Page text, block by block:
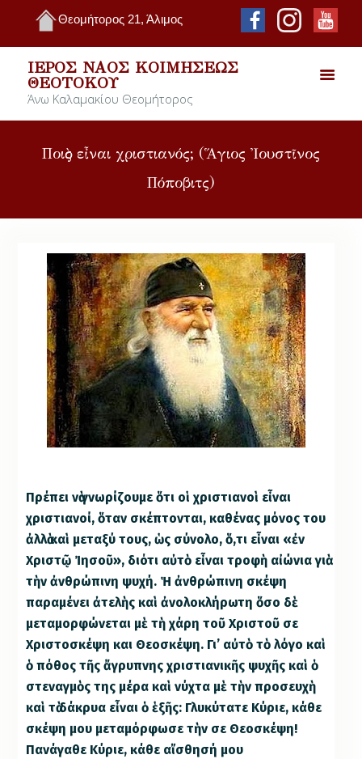
Θεομήτορος 21, Άλιμος
ΙΕΡΌΣ ΝΑΌΣ ΚΟΙΜΉΣΕΩΣ
ΘΕΟΤΌΚΟΥ
Άνω Καλαμακίου Θεομήτορος
Ποιὸς εἶναι χριστιανός; (Ἅγιος Ἰουστῖνος
Πόποβιτς)
Πρέπει νὰ γνωρίζουμε ὅτι οἱ χριστιανοὶ εἶναι
χριστιανοί, ὅταν σκέπτονται, καθένας μόνος του
ἀλλὰ καὶ μεταξύ τους, ὡς σύνολο, ὅ,τι εἶναι «ἐν
Χριστῷ Ἰησοῦ», διότι αὐτὸ εἶναι τροφὴ αἰώνια γιὰ
τὴν ἀνθρώπινη ψυχή. Ἡ ἀνθρώπινη σκέψη
παραμένει ἀτελὴς καὶ ἀνολοκλήρωτη ὅσο δὲ
μεταμορφώνεται μὲ τὴ χάρη τοῦ Χριστοῦ σε
Χριστοσκέψη και Θεοσκέψη. Γι’ αὐτὸ τὸ λόγο καὶ
ὁ πόθος τῆς ἄγρυπνης χριστιανικῆς ψυχῆς καὶ ὁ
στεναγμὸς της μέρα καὶ νύχτα μὲ τὴν προσευχὴ
καὶ τὰ δάκρυα εἶναι ὁ ἑξῆς: Γλυκύτατε Κύριε, κάθε
σκέψη μου μεταμόρφωσε τὴν σε Θεοσκέψη!
Πανάγαθε Κύριε, κάθε αἴσθησή μου